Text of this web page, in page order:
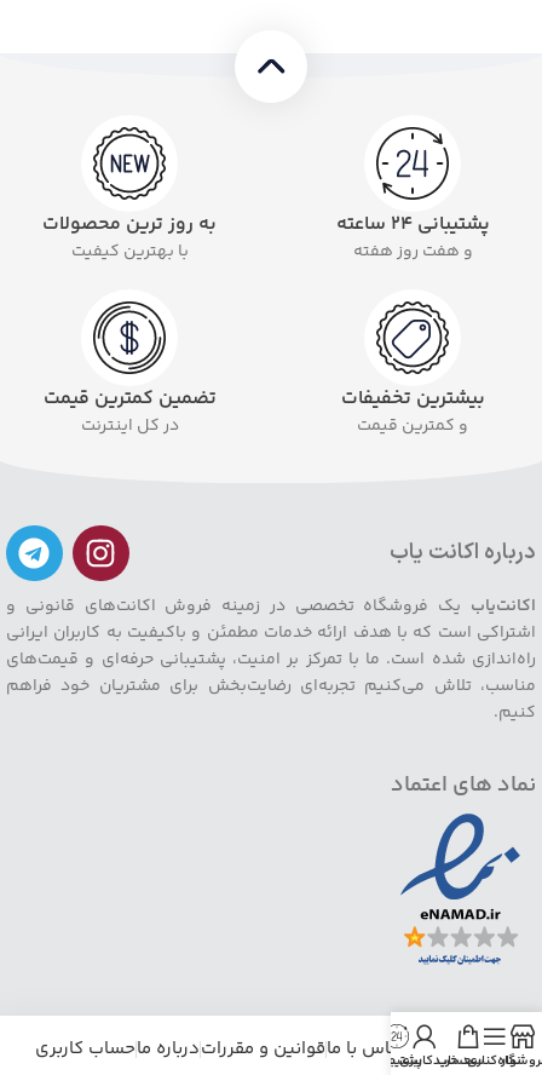
پشتیبانی ۲۴ ساعته
و هفت روز هفته
به روز ترین محصولات
با بهترین کیفیت
بیشترین تخفیفات
و کمترین قیمت
تضمین کمترین قیمت
در کل اینترنت
درباره اکانت یاب
اکانت‌یاب یک فروشگاه تخصصی در زمینه فروش اکانت‌های قانونی و
اشتراکی است که با هدف ارائه خدمات مطمئن و باکیفیت به کاربران ایرانی
راه‌اندازی شده است. ما با تمرکز بر امنیت، پشتیبانی حرفه‌ای و قیمت‌های
مناسب، تلاش می‌کنیم تجربه‌ای رضایت‌بخش برای مشتریان خود فراهم
کنیم.
نماد های اعتماد
خانهفروشگاهتماس با ماقوانین و مقرراتدرباره ماحساب کاربری نوار کناریسبد خرید
حساب کاربری من
پشتیبانی